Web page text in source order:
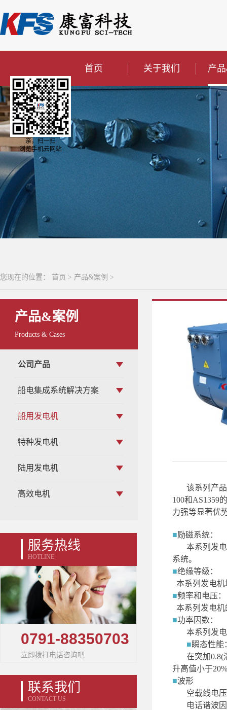
首页 关于我们 产
产品&案例
Products & Cases
公司产品
船电集成系统解决方案
船用发电机
特种发电机
陆用发电机
高效电机
服务热线
HOTLINE
0791-88350703
立即拨打电话咨询吧
联系我们
CONTACT US
您现在的位置： 首页 > 产品&案例 >
该系列产
100和AS1359
力强等显著优
■励磁系统：
本系列发
系统。
■绝缘等级：
本系列发电机
■频率和电压：
本系列发电
■功率因数：
本系列发
■瞬态性能
在突加0.8(
升高值小于
■波形
空载线电
电话谐波
亲，扫一扫
浏览手机云网站